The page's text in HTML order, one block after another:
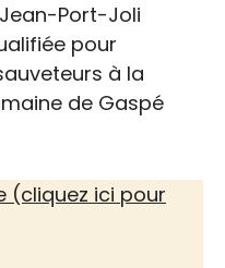
Port-Joli
pour
à la
de Gaspé
(cliquez ici pour